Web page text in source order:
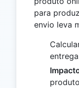
para
envio leva